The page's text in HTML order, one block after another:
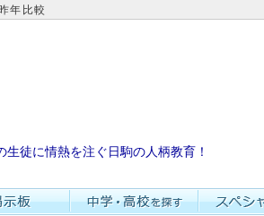
年比較
生徒に情熱を注ぐ日駒の人柄教育！